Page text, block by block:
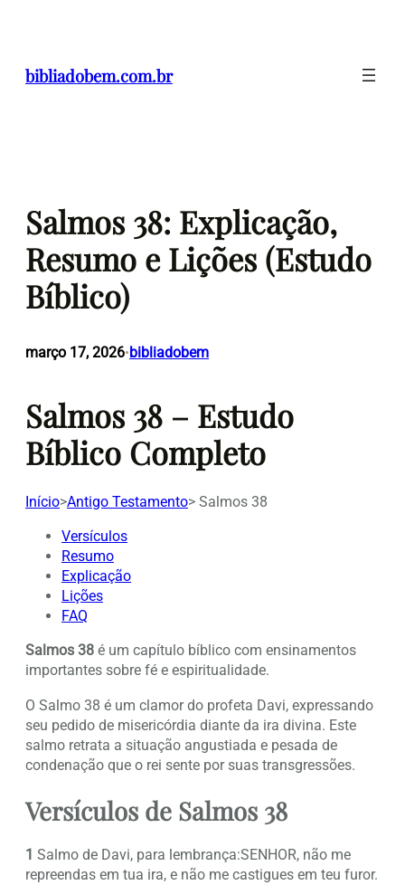
conteúdo
bibliadobem.com.br
Salmos 38: Explicação,
Resumo e Lições (Estudo
Bíblico)
março 17, 2026•bibliadobem
Salmos 38 – Estudo
Bíblico Completo
Início>Antigo Testamento> Salmos 38
Versículos
Resumo
Explicação
Lições
FAQ
Salmos 38 é um capítulo bíblico com ensinamentos
importantes sobre fé e espiritualidade.
O Salmo 38 é um clamor do profeta Davi, expressando
seu pedido de misericórdia diante da ira divina. Este
salmo retrata a situação angustiada e pesada de
condenação que o rei sente por suas transgressões.
Versículos de Salmos 38
1 Salmo de Davi, para lembrança:SENHOR, não me
repreendas em tua ira, e não me castigues em teu furor.